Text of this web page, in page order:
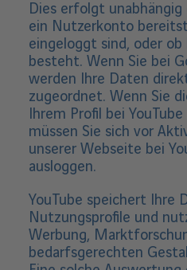
Dies erfolgt unabhängig
ein Nutzerkonto
eingeloggt sind, oder
besteht. Wenn Sie bei
werden Ihre Daten
zugeordnet. Wenn Sie
Ihrem Profil bei
müssen Sie sich vor
unserer Webseite bei
ausloggen.
YouTube speichert Ihre
Nutzungsprofile und
Werbung,
bedarfsgerechten